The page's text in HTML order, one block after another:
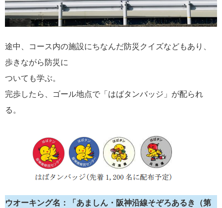
途中、コース内の施設にちなんだ防災クイズなどもあり、
歩きながら防災に
ついても学ぶ。
完歩したら、ゴール地点で「はばタンバッジ」が配られ
る。
ウオーキング名：「あましん・阪神沿線そぞろあるき（第